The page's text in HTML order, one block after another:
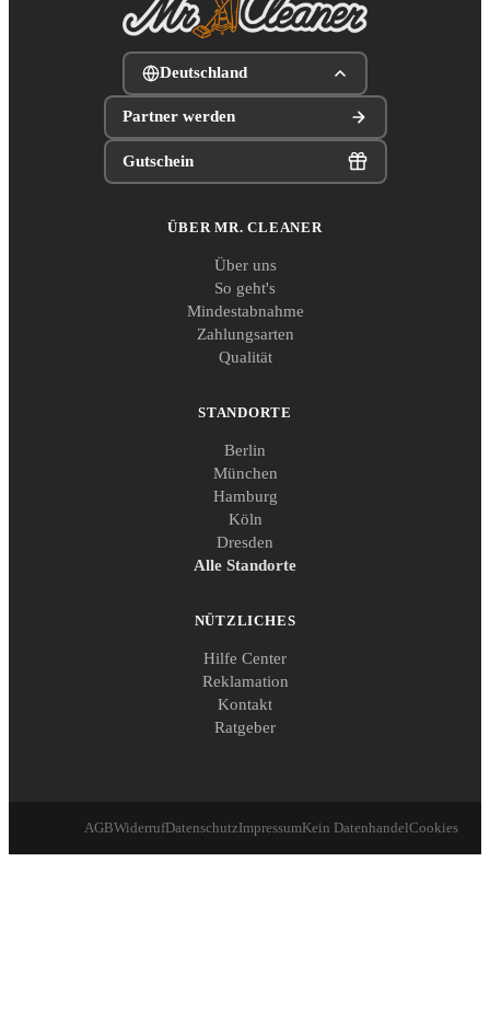
Deutschland
Partner werden
Gutschein
ÜBER MR. CLEANER
Über uns
So geht's
Mindestabnahme
Zahlungsarten
Qualität
STANDORTE
Berlin
München
Hamburg
Köln
Dresden
Alle Standorte
NÜTZLICHES
Hilfe Center
Reklamation
Kontakt
Ratgeber
AGBWiderrufDatenschutzImpressumKein DatenhandelCookies